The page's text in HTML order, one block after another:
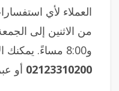
العملاء لأي
و8:00 مساءً. يمكنك الاتصال على الرقم
02123310200 أو